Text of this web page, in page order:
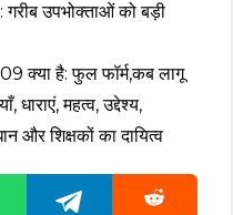
उपभोक्ताओं को बड़ी
क्या है: फुल फॉर्म,कब लागू
धाराएं, महत्व, उद्देश्य,
और शिक्षकों का दायित्व